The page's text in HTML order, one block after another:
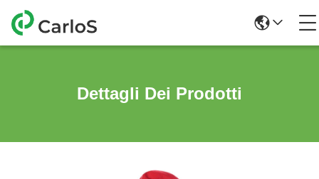
Dettagli Dei Prodotti